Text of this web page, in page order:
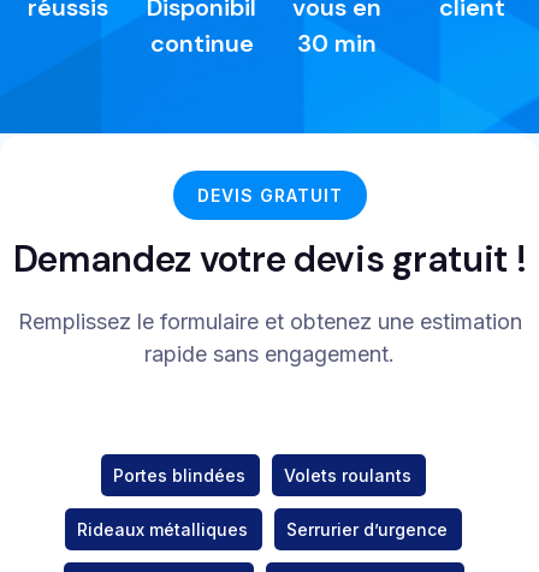
réussis
Disponibilité
continue
vous en
30 min
client
DEVIS GRATUIT
Demandez votre devis gratuit !
Remplissez le formulaire et obtenez une estimation
rapide sans engagement.
Portes blindées Volets roulants
Rideaux métalliques Serrurier d’urgence